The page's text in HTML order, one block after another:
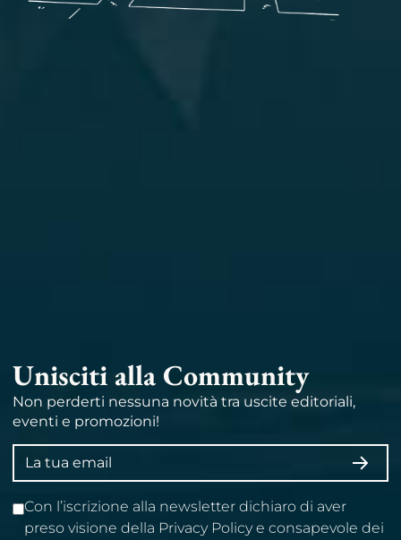
Unisciti alla Community
Non perderti nessuna novità tra uscite editoriali,
eventi e promozioni!
Indirizzo
email
Con l’iscrizione alla newsletter dichiaro di aver
preso visione della Privacy Policy e consapevole dei